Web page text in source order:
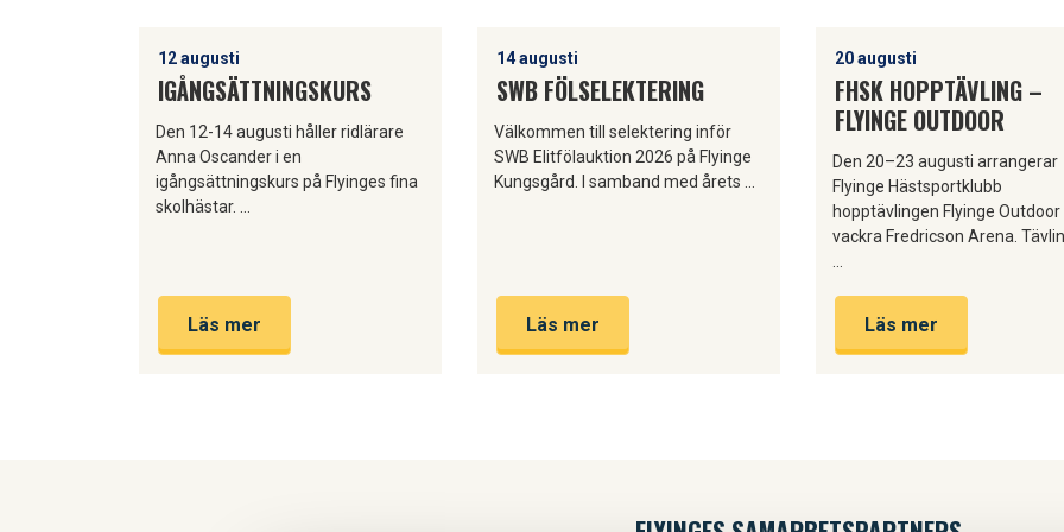
12 augusti
IGÅNGSÄTTNINGSKURS
Den 12-14 augusti håller ridlärare
Anna Oscander i en
igångsättningskurs på Flyinges fina
skolhästar. …
Läs mer
14 augusti
SWB FÖLSELEKTERING
Välkommen till selektering inför
SWB Elitfölauktion 2026 på Flyinge
Kungsgård. I samband med årets …
Läs mer
20 augusti
FHSK HOPPTÄVLING –
FLYINGE OUTDOOR
Den 20–23 augusti arrangerar
Flyinge Hästsportklubb
hopptävlingen Flyinge Outdoor
vackra Fredricson Arena.
Läs mer